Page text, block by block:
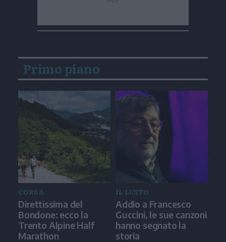
Primo piano
CORSA
Direttissima del
Bondone: ecco la
Trento Alpine Half
Marathon
IL LUTTO
Addio a Francesco
Guccini, le sue canzoni
hanno segnato la
storia